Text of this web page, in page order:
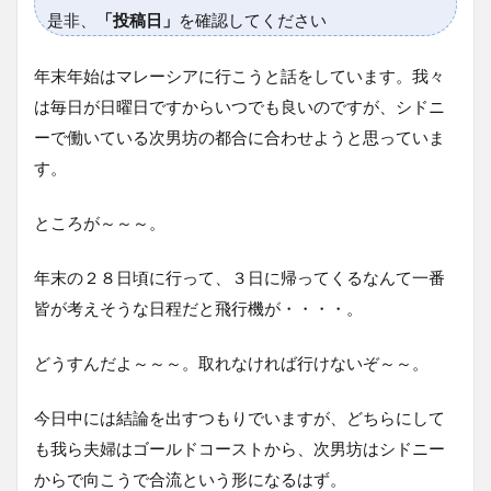
是非、
「投稿日」 を確認してください
年末年始はマレーシアに行こうと話をしています。我々
は毎日が日曜日ですからいつでも良いのですが、シドニ
ーで働いている次男坊の都合に合わせようと思っていま
す。
ところが～～～。
年末の２８日頃に行って、３日に帰ってくるなんて一番
皆が考えそうな日程だと飛行機が・・・・。
どうすんだよ～～～。取れなければ行けないぞ～～。
今日中には結論を出すつもりでいますが、どちらにして
も我ら夫婦はゴールドコーストから、次男坊はシドニー
からで向こうで合流という形になるはず。